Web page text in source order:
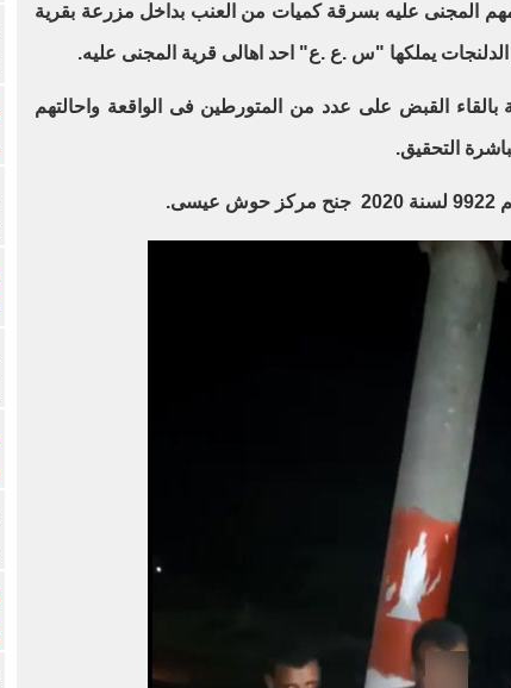
المجنى عليه بسرقة كميات من العنب بداخل مزرعة بقرية
الدلنجات يملكها "س .ع .ع" احد اهالى قرية المجنى عليه.
بالقاء القبض على عدد من المتورطين فى الواقعة واحالتهم
التحقيق.
.